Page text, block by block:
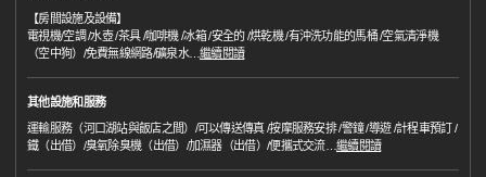
【房間設施及設備】
電視機/空調 /水壺 /茶具 /咖啡機 /冰箱 /安全的 /烘乾機 /有沖洗功能的馬桶 /空氣清淨機
（空中狗）/免費無線網路/礦泉水…繼續閱讀
其他設施和服務
運輸服務（河口湖站與飯店之間）/可以傳送傳真 /按摩服務安排 /警鐘 /導遊 /計程車預訂 /
鐵（出借）/臭氧除臭機（出借）/加濕器（出借）/便攜式交流…繼續閱讀